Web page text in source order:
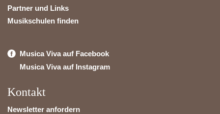
Partner und Links
Musikschulen finden
Musica Viva auf Facebook
Musica Viva auf Instagram
Kontakt
Newsletter anfordern